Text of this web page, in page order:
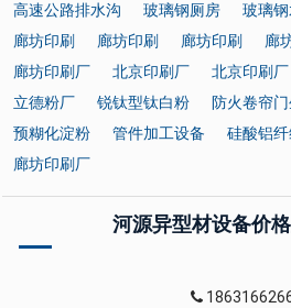
高速公路排水沟
玻璃钢厕房 玻璃
廊坊印刷
廊坊印刷 廊坊印刷 廊
廊坊印刷厂
北京印刷厂 北京印刷厂
立德粉厂
锐钛型钛白粉 防火卷帘
预糊化淀粉
管件加工设备 硅酸铝
廊坊印刷厂
河源异型材设备价